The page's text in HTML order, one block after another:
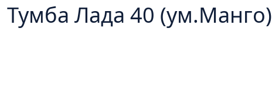
Тумба Лада 40 (ум.Манго)